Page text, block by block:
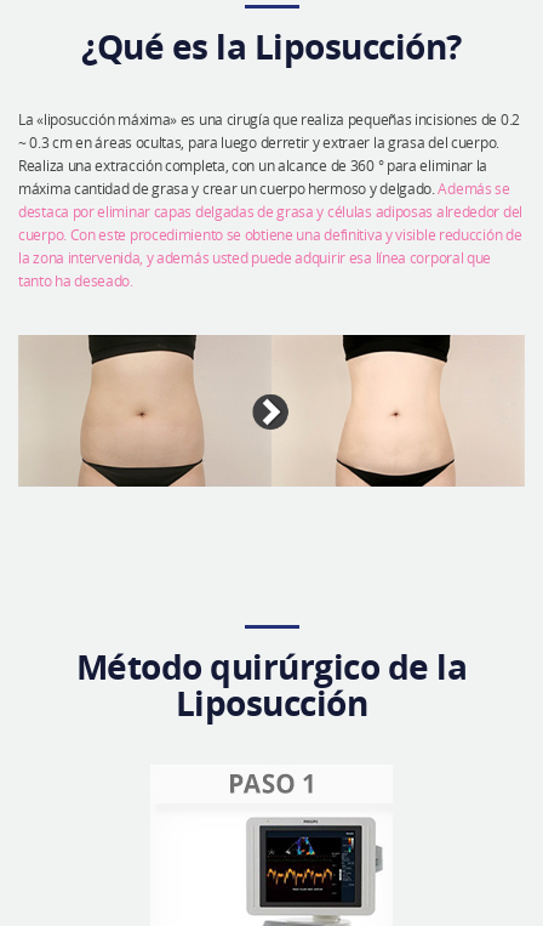
Consulta en línea¿Qué es la Liposucción?
La «liposucción máxima» es una cirugía que realiza pequeñas incisiones de 0.2
~ 0.3 cm en áreas ocultas, para luego derretir y extraer la grasa del cuerpo.
Realiza una extracción completa, con un alcance de 360 ° para eliminar la
máxima cantidad de grasa y crear un cuerpo hermoso y delgado. Además se
destaca por eliminar capas delgadas de grasa y células adiposas alrededor del
cuerpo. Con este procedimiento se obtiene una definitiva y visible reducción de
la zona intervenida, y además usted puede adquirir esa línea corporal que
tanto ha deseado.
Método quirúrgico de la
Liposucción